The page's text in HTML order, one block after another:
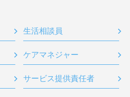
生活相談員
ケアマネジャー
サービス提供責任者